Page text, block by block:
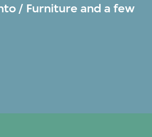
/ Furniture and a few